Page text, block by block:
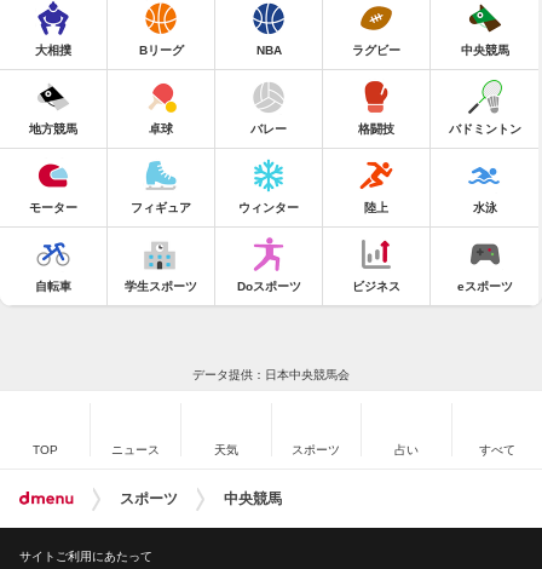
大相撲 Bリーグ NBA ラグビー 中央競馬
地方競馬 卓球 バレー 格闘技 バドミントン
モーター フィギュア ウィンター 陸上 水泳
自転車 学生スポーツ Doスポーツ ビジネス eスポーツ
データ提供：日本中央競馬会
TOP ニュース 天気 スポーツ 占い すべて
スポーツ 中央競馬
サイトご利用にあたって